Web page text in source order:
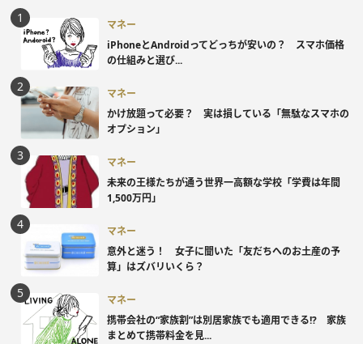
マネー
iPhoneとAndroidってどっちが安いの？ スマホ価格
の仕組みと選び...
マネー
かけ放題って必要？ 実は損している「無駄なスマホの
オプション」
マネー
未来の王様たちが通う世界一高額な学校「学費は年間
1,500万円」
マネー
意外と迷う！ 女子に聞いた「友だちへのお土産の予
算」はズバリいくら？
マネー
携帯会社の“家族割”は別居家族でも適用できる!? 家族
まとめて携帯料金を見...